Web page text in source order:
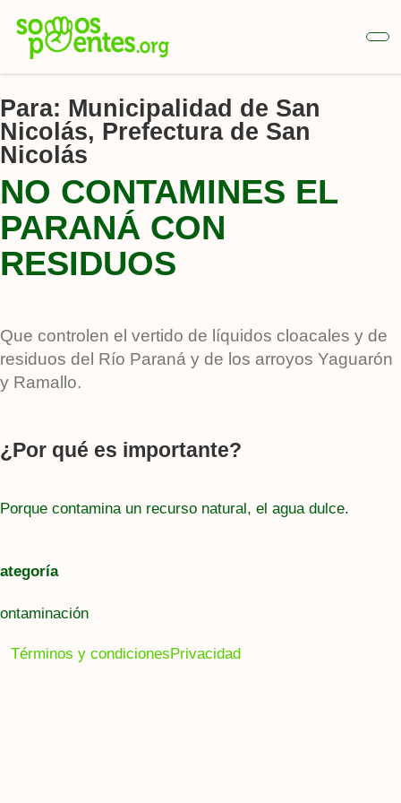
contenido
principal
Para: Municipalidad de San
Nicolás, Prefectura de San
Nicolás
NO CONTAMINES EL
PARANÁ CON
RESIDUOS
Que controlen el vertido de líquidos cloacales y de
residuos del Río Paraná y de los arroyos Yaguarón
y Ramallo.
¿Por qué es importante?
Porque contamina un recurso natural, el agua dulce.
Términos y condicionesPrivacidad